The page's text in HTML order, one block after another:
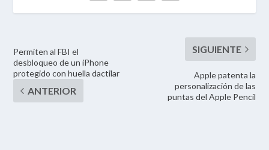
Permiten al FBI el
desbloqueo de un iPhone
protegido con huella dactilar
Apple patenta la
personalización de las
puntas del Apple Pencil